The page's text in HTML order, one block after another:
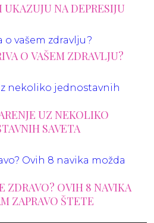
NA DEPRESIJU
O VAŠEM ZDRAVLJU?
UZ NEKOLIKO
SAVETA
ZDRAVO? OVIH 8 NAVIKA
ZAPRAVO ŠTETE